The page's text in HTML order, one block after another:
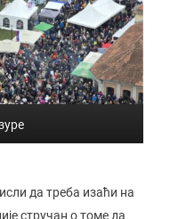
да треба изаћи на
стручан о томе да